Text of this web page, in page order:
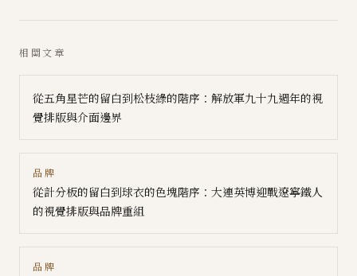
相關文章
從五角星芒的留白到松枝綠的階序：解放軍九十九週年的視
覺排版與介面邊界
品牌
從計分板的留白到球衣的色塊階序：大連英博迎戰遼寧鐵人
的視覺排版與品牌重組
品牌